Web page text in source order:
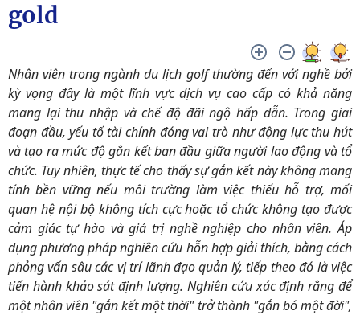
gold
Nhân viên trong ngành du lịch golf thường đến với nghề bởi
kỳ vọng đây là một lĩnh vực dịch vụ cao cấp có khả năng
mang lại thu nhập và chế độ đãi ngộ hấp dẫn. Trong giai
đoạn đầu, yếu tố tài chính đóng vai trò như động lực thu hút
và tạo ra mức độ gắn kết ban đầu giữa người lao động và tổ
chức. Tuy nhiên, thực tế cho thấy sự gắn kết này không mang
tính bền vững nếu môi trường làm việc thiếu hỗ trợ, mối
quan hệ nội bộ không tích cực hoặc tổ chức không tạo được
cảm giác tự hào và giá trị nghề nghiệp cho nhân viên. Áp
dụng phương pháp nghiên cứu hỗn hợp giải thích, bằng cách
phỏng vấn sâu các vị trí lãnh đạo quản lý, tiếp theo đó là việc
tiến hành khảo sát định lượng. Nghiên cứu xác định rằng để
một nhân viên "gắn kết một thời" trở thành "gắn bó một đời",